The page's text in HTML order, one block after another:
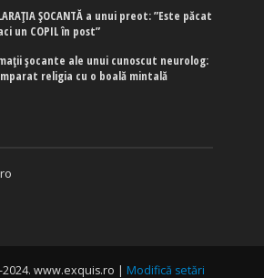
ȘOCANTĂ a unui preot: ”Este păcat
un COPIL în post”
şocante ale unui cunoscut neurolog:
religia cu o boală mintală
www.exquis.ro | Modifică setări